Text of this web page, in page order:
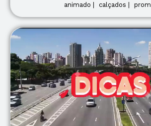
animado | calçados |